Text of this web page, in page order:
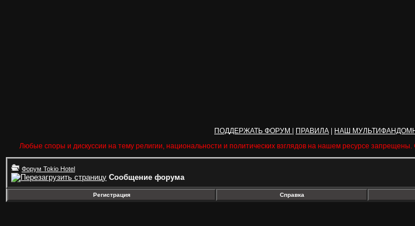
ПОДДЕРЖАТЬ ФОРУМ ПРАВИЛА
НАШ
Любые споры и дискуссии на тему религии, национальности и политических взглядов на нашем ресурсе
Форум Tokio Hotel
Сообщение форума
Регистрация Справка